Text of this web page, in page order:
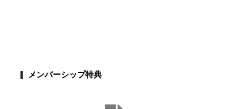
メンバーシップ特典